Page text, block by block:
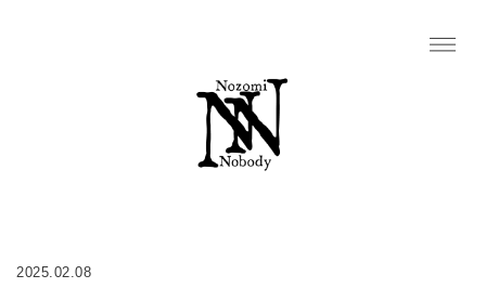
2025.02.08